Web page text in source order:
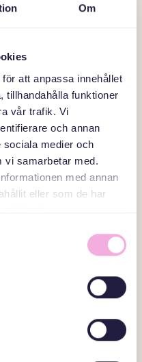
Om
att anpassa innehållet
tillhandahålla funktioner
vår trafik. Vi
och annan
sociala medier och
vi samarbetar med.
med annan
eller som de har
برای فرصت های
شرکت ها و سازمان های
هم افزایی مثبت بسیاری
ادامه مطلب